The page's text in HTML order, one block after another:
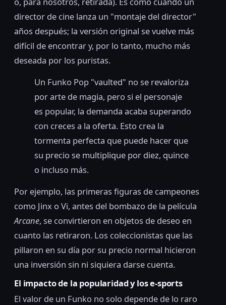
director de cine lanza un "montaje del director"
años después; la versión original se vuelve más
difícil de encontrar y, por lo tanto, mucho más
deseada por los puristas.
Un Funko Pop "vaulted" no se revaloriza
por arte de magia, pero si el personaje
es popular, la demanda acaba superando
con creces a la oferta. Esto crea la
tormenta perfecta que puede hacer que
su precio se multiplique por diez, quince
o incluso más.
Por ejemplo, las primeras figuras de campeones
como Jinx o Vi, antes del bombazo de la película
Arcane, se convirtieron en objetos de deseo en
cuanto las retiraron. Los coleccionistas que las
pillaron en su día por su precio normal hicieron
una inversión sin ni siquiera darse cuenta.
El impacto de la popularidad y los e-sports
El valor de un Funko no solo depende de lo raro